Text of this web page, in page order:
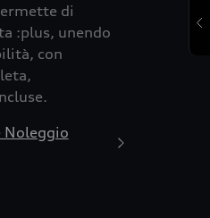
di
:plus, unendo
con
Noleggio